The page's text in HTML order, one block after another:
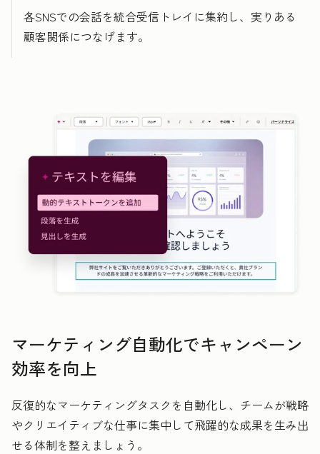
各SNSでの会話を統合受信トレイに集約し、実りある
顧客関係につなげます。
マーケティング自動化でキャンペーン
効率を向上
反復的なマーケティングタスクを自動化し、チームが戦略
やクリエイティブな仕事に集中して飛躍的な成果を生み出
せる体制を整えましょう。